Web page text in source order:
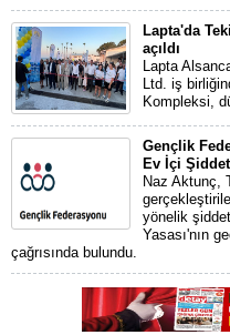
Lapta'da
açıldı
Lapta
Ltd. iş
Kompleksi,
Gençlik
Ev İçi
Naz Aktunç,
yönelik
Yasası'nın
çağrısında bulundu.